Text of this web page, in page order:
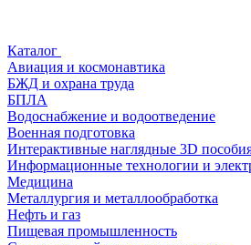
Каталог
Авиация и космонавтика
БЖД и охрана труда
БПЛА
Водоснабжение и водоотведение
Военная подготовка
Интерактивные наглядные 3D
Информационные технологии и
Медицина
Металлургия и металлообработка
Нефть и газ
Пищевая промышленность